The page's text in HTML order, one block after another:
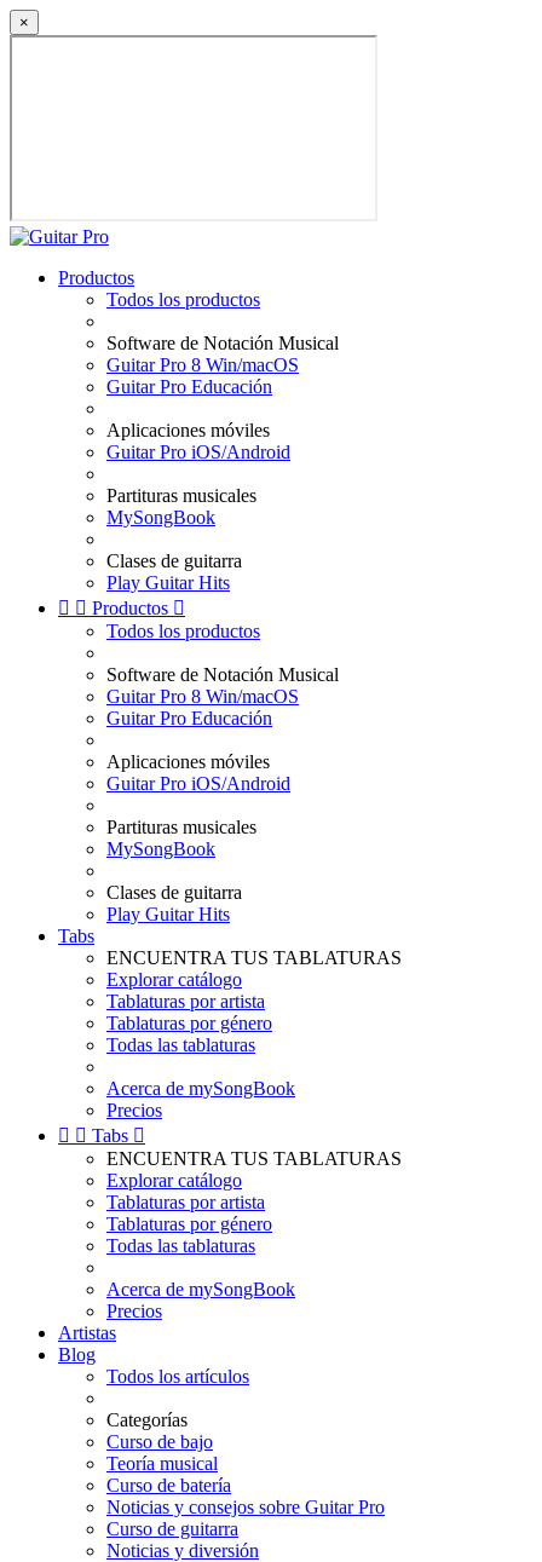
×
Productos
Todos los productos
Software de Notación Musical
Guitar Pro 8 Win/macOS
Guitar Pro Educación
Aplicaciones móviles
Guitar Pro iOS/Android
Partituras musicales
MySongBook
Clases de guitarra
Play Guitar Hits
  Productos 
Todos los productos
Software de Notación Musical
Guitar Pro 8 Win/macOS
Guitar Pro Educación
Aplicaciones móviles
Guitar Pro iOS/Android
Partituras musicales
MySongBook
Clases de guitarra
Play Guitar Hits
Tabs
ENCUENTRA TUS TABLATURAS
Explorar catálogo
Tablaturas por artista
Tablaturas por género
Todas las tablaturas
Acerca de mySongBook
Precios
  Tabs 
ENCUENTRA TUS TABLATURAS
Explorar catálogo
Tablaturas por artista
Tablaturas por género
Todas las tablaturas
Acerca de mySongBook
Precios
Artistas
Blog
Todos los artículos
Categorías
Curso de bajo
Teoría musical
Curso de batería
Noticias y consejos sobre Guitar Pro
Curso de guitarra
Noticias y diversión